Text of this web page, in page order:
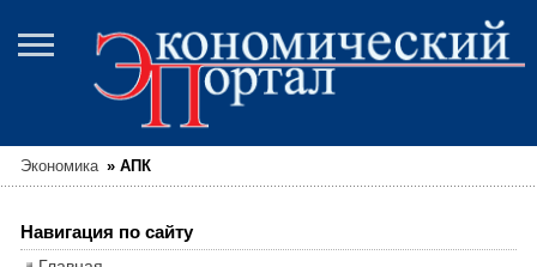
Экономика »АПК
Навигация по сайту